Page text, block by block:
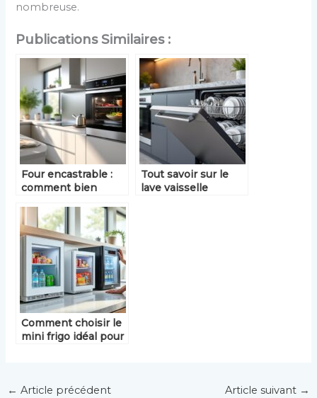
nombreuse.
Publications Similaires :
Four encastrable :
comment bien
adapté à votre
cuisine
Tout savoir sur le
lave vaisselle
Comment choisir le
mini frigo idéal pour
← Article précédent Article suivant →